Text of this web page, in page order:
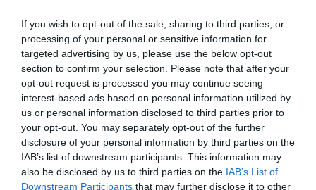
If you wish to opt-out of the sale, sharing to third parties, or
processing of your personal or sensitive information for
targeted advertising by us, please use the below opt-out
section to confirm your selection. Please note that after your
opt-out request is processed you may continue seeing
interest-based ads based on personal information utilized by
us or personal information disclosed to third parties prior to
your opt-out. You may separately opt-out of the further
disclosure of your personal information by third parties on the
IAB’s list of downstream participants. This information may
also be disclosed by us to third parties on the IAB’s List of
Downstream Participants that may further disclose it to other